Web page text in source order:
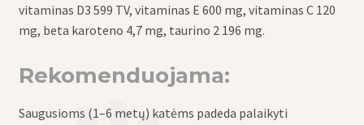
vitaminas D3 599 TV, vitaminas E 600 mg, vitaminas C 120
mg, beta karotеno 4,7 mg, taurino 2 196 mg.
Rekomenduojama:
Saugusioms (1–6 metų) katėms padeda palaikyti